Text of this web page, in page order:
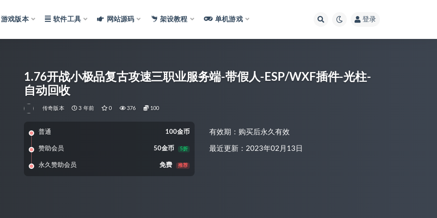
游戏版本 软件工具 网站源码 架设教程 单机游戏 登录
1.76开战小极品复古攻速三职业服务端-带假人-ESP/WXF插件-光柱-
自动回收
传奇版本 3 年前 0 376 100
普通 100金币
赞助会员 50金币 5折
永久赞助会员 免费 推荐
有效期：购买后永久有效
最近更新：2023年02月13日